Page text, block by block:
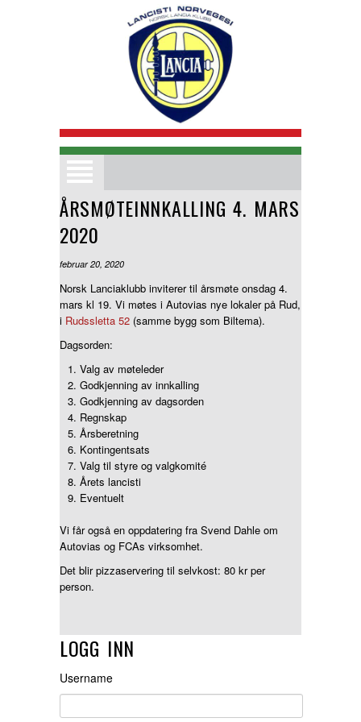
Klubbinformasjon
Kjøp og Salg
Terminlister
Nyttige lenker
Nedlastinger
Nyheter
ÅRSMØTEINNKALLING 4. MARS
2020
februar 20, 2020
Norsk Lanciaklubb inviterer til årsmøte onsdag 4.
mars kl 19. Vi møtes i Autovias nye lokaler på Rud,
i Rudssletta 52 (samme bygg som Biltema).
Dagsorden:
Valg av møteleder
Godkjenning av innkalling
Godkjenning av dagsorden
Regnskap
Årsberetning
Kontingentsats
Valg til styre og valgkomité
Årets lancisti
Eventuelt
Vi får også en oppdatering fra Svend Dahle om
Autovias og FCAs virksomhet.
Det blir pizzaservering til selvkost: 80 kr per
person.
LOGG INN
Username